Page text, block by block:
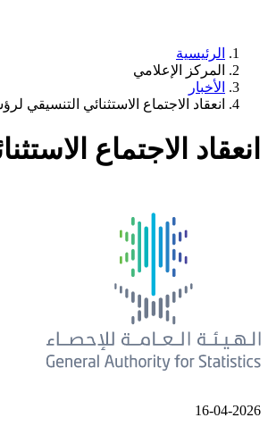
الرئيسية
المركز الإعلامي
الأخبار
انعقاد الاجتماع الاستثنائي
انعقاد الاجتماع
16-04-2026